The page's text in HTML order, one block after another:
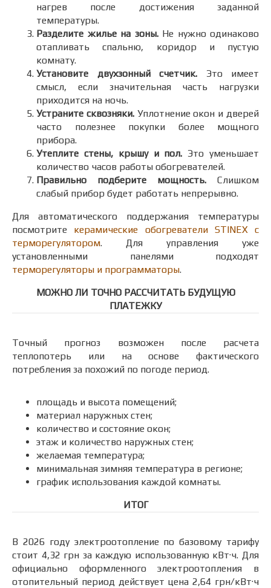
нагрев после достижения заданной
температуры.
Разделите жилье на зоны.Не нужно одинаково
отапливать спальню, коридор и пустую
комнату.
Установите двухзонный счетчик. Это имеет
смысл, если значительная часть нагрузки
приходится на ночь.
Устраните сквозняки.Уплотнение окон и дверей
часто полезнее покупки более мощного
прибора.
Утеплите стены, крышу и пол. Это уменьшает
количество часов работы обогревателей.
Правильно подберите мощность. Слишком
слабый прибор будет работать непрерывно.
Для автоматического поддержания температуры
посмотрите керамические обогреватели STINEX с
терморегулятором. Для управления уже
установленными панелями подходят
терморегуляторы и программаторы.
МОЖНО ЛИ ТОЧНО РАССЧИТАТЬ БУДУЩУЮ
ПЛАТЕЖКУ
Точный прогноз возможен после расчета
теплопотерь или на основе фактического
потребления за похожий по погоде период.
площадь и высота помещений;
материал наружных стен;
количество и состояние окон;
этаж и количество наружных стен;
желаемая температура;
минимальная зимняя температура в регионе;
график использования каждой комнаты.
ИТОГ
В 2026 году электроотопление по базовому тарифу
стоит 4,32 грн за каждую использованную кВт·ч. Для
официально оформленного электроотопления в
отопительный период действует цена 2,64 грн/кВт·ч